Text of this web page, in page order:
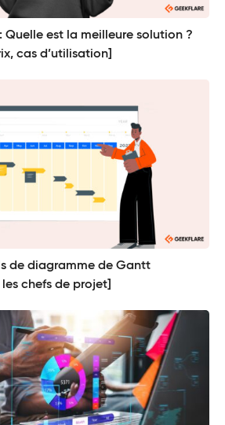
Quelle est la meilleure solution ?
cas d’utilisation]
de diagramme de Gantt
chefs de projet]